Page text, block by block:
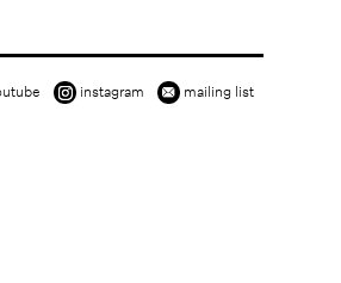
instagram mailing list